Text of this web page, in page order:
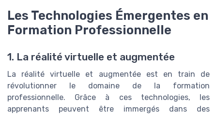
Les Technologies Émergentes en
Formation Professionnelle
1. La réalité virtuelle et augmentée
La réalité virtuelle et augmentée est en train de
révolutionner le domaine de la formation
professionnelle. Grâce à ces technologies, les
apprenants peuvent être immergés dans des